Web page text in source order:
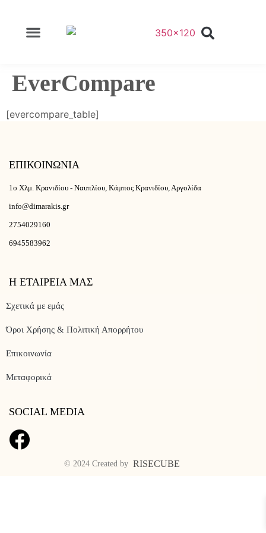
EverCompare
[evercompare_table]
ΕΠΙΚΟΙΝΩΝΙΑ
1ο Χλμ. Κρανιδίου - Ναυπλίου, Κάμπος Κρανιδίου, Αργολίδα
info@dimarakis.gr
2754029160
6945583962
Η ΕΤΑΙΡΕΙΑ ΜΑΣ
Σχετικά με εμάς
Όροι Χρήσης & Πολιτική Απορρήτου
Επικοινωνία
Μεταφορικά
SOCIAL MEDIA
© 2024 Created by RISECUBE